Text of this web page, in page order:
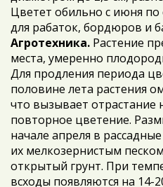
Цветет обильно с июня по
для рабаток, бордюров и
Агротехника. Растение
места, умеренно
Для продления периода
половине лета растения
что вызывает отрастание
повторное цветение.
начале апреля в
их мелкозернистым
открытый грунт. При
всходы появляются на 14-